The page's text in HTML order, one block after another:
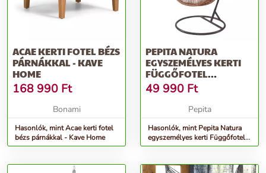
ACAE KERTI FOTEL BÉZS
PÁRNÁKKAL - KAVE
HOME
168 990 Ft
Bonami
Hasonlók, mint Acae kerti fotel
bézs párnákkal - Kave Home
PEPITA NATURA
EGYSZEMÉLYES KERTI
FÜGGŐFOTEL
PÁRNÁKKAL -
TECHNORAT...
49 990 Ft
Pepita
Hasonlók, mint Pepita Natura
egyszemélyes kerti Függőfotel
párnákkal - technorat...